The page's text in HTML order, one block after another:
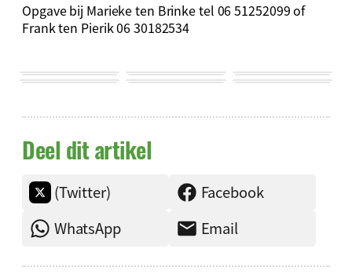
Opgave bij Marieke ten Brinke tel 06 51252099 of
Frank ten Pierik 06 30182534
Deel dit artikel
(Twitter)
Facebook
WhatsApp
Email